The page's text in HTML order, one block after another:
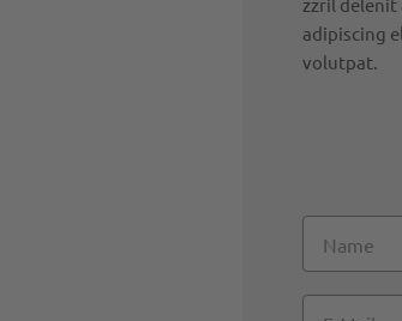
adipiscing
volutpat.